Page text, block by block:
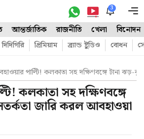
3
আন্তর্জাতিক রাজনীতি খেলা বিনোদন
দিদিগিরি প্রিমিয়াম ব্র্যান্ড ষ্টুডিও বোধন
পাল্টি! কলকাতা সহ দক্ষিণবঙ্গে টানা ঝড়-
কলকাতা সহ দক্ষিণবঙ্গে
জারি করল আবহাওয়া